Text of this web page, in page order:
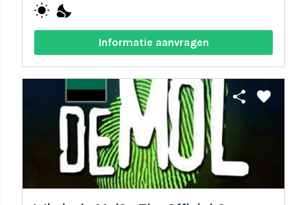
wb_sunny nights_stay
Informatie aanvragen
share favorite